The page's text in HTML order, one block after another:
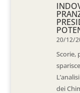
20/12/
Scorie,
dei